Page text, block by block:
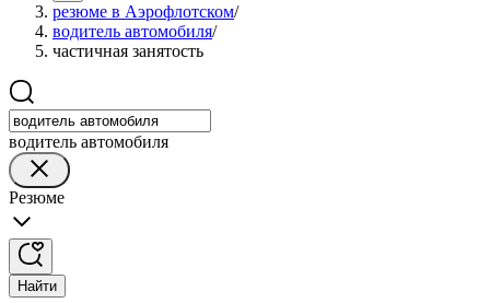
резюме в Аэрофлотском/
водитель автомобиля/
частичная занятость
водитель автомобиля
Резюме
Найти